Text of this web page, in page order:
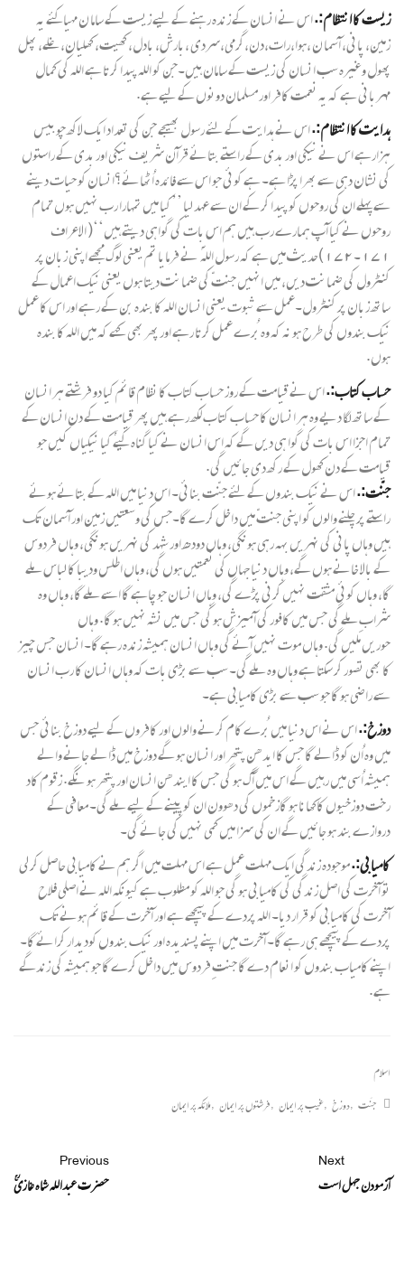
زیست کا انتظام:.اس نے انسان کے زندہ رہنے کے لیے زیست کے ساما ن مہیاکئے یہ
زمین، پانی، آسما ن ،ہوا،رات،دن،گرمی،سردی ،بارش، بادل، کھیت، کھلیان، غلے، پھل
پھول وغیرہ سب انسان کی زیست کے سامان ہیں۔جن کو اللہ پیدا کرتا ہے اللہ کی کمال
مہربانی ہے کہ یہ نعمت کافر اور مسلمان دونوں کے لیے ہے.
ہدایت کا انتظام:.اس نے ہدایت کے لئے رسول بھیجے جن کی تعداد ایک لاکھ چوبیس
ہزارہے اس نے نیکی اور بدی کے راستے بتائے قرآن شریف نیکی اور بدی کے راستوں
کی نشان دہی سے بھرا پڑا ہے۔ ہے کوئی جو اس سے فائدہ اُٹھائے؟انسان کو حیات دینے
سے پہلے ان کی روحوں کو پیدا کر کے ان سے عہد لیا ’’کیا میں تمہارا رب نہیں ہوں تمام
روحوں نے کیا آپ ہمارے رب ہیں ہم اس بات کی گواہی دیتے ہیں‘‘( الاعراف
۱۷۱۔۱۷۲)حدیث میں ہے کہ رسول اللہ ؐ نے فرمایا تم یعنی لوگ مجھے اپنی زبان پر
کنٹرول کی ضمانت دیں، میں انہیں جنتّ کی ضمانت دیتا ہوں یعنی نیک اعمال کے
ساتھ زبان پر کنٹرول۔عمل سے ثبوت یعنی انسان اللہ کا بندہ بن کے رہے اور اس کا عمل
نیک بندوں کی طرح ہو نہ کہ وہ بُرے عمل کرتا رہے اور پھر بھی کہے کہ میں اللہ کا بندہ
ہوں.
حساب کتاب:.اس نے قیامت کے روز حساب کتاب کا نظام قائم کیا دو فرشتے ہر انسان
کے ساتھ لگا دیے وہ ہر انسان کا حساب کتاب لکھ رہے ہیں پھر قیامت کے دن انسان کے
تمام اجزا اس بات کی گوا ہی دیں گے کہ اس انسان نے کیا گناہ کیےٗ کیا نیکیاں کیں جو
قیامت کے دن کھول کے رکھ دی جائیں گی.
جنّت:.اس نے نیک بندوں کے لئے جنّت بنائی۔ اس دنیا میں اللہ کے بتائے ہوئے
راستے پر چلنے والوں کو اپنی جنتّ میں داخل کرے گا۔جس کی وسعتیں زمین اور آسمان تک
ہیں وہاں پانی کی نہریں بہہ رہی ہونگی، وہاں دودھ اور شہد کی نہریں ہونگی، وہاں فردوس
کے بالا خانے ہوں گے، وہاں دنیا جہاں کی نعمتیں ہوں گی، وہاں اطلس ودیبا کا لباس ملے
گا، وہاں کوئی مشقت نہیں کرنی پڑے گی، وہاں انسان جو چاہے گا اسے ملے گا، وہاں وہ
شرابِ ملے گی جس میں کافور کی آمیزش ہو گی جس میں نشہ نہیں ہو گا. وہاں
حوریں ملیں گی. وہاں موت نہیں آئے گی وہاں انسان ہمیشہ زندہ رہے گا۔ انسان جس چیز
کا بھی تصور کر سکتا ہے وہاں وہ ملے گی۔ سب سے بڑی بات کہ وہاں انسان کا رب انسان
سے راضی ہو گا جو سب سے بڑی کامیابی ہے۔
دوزخ:.اس نے اس دنیا میں بُرے کام کرنے والوں اور کافروں کے لیے دوزخ بنائی جس
میں وہ اُن کو ڈالے گا جس کا ایدھن پتھر اور انسان ہو گے دوزخ میں ڈالے جانے والے
ہمیشہ اُسی میں رہیں گے اس میں آگ ہو گی جس کا ایندھن انسان اور پتھر ہو نگے. زقوم کاد
رخت دوزخیوں کاکھانا ہو گازخموں کی دھوون ان کو پینے کے لیے ملے گی۔ معافی کے
دروازے بند ہو جائیں گے ان کی سزا میں کمی نہیں کی جائے گی۔
کامیابی:.موجودہ زندگی ایک مہلت عمل ہے اس مہلت میں اگر ہم نے کامیابی حاصل کر لی
تو آخرت کی اصل زندگی کی کامیابی ہو گی جو اللہ کو مطلوب ہے کیونکہ اللہ نے اصلی فلاح
آخرت کی کامیابی کو قرار دیا۔ اللہ پردے کے پیچھے ہے اور آخرت کے قائم ہونے تک
پردے کے پیچھے ہی رہے گا۔ آخرت میں اپنے پسندیدہ اور نیک بندوں کودیدار کرائے گا۔
اپنے کامیاب بندوں کو انعام دے گا جنتِ فردوس میں داخل کرے گا جو ہمیشہ کی زندگے
ہے.
اسلام
جنّت ,دوزخ ,غیب پر ایمان ,فرشتوں پر ایمان ,ملائکہ پر ایمان
Previous
حضرت عبداللہ شاہ غازیؒ
Next
آزمودن جہل است